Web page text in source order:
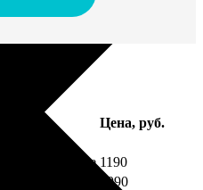
Цена, руб.
на подрамнике 1190
подрамнике
1990